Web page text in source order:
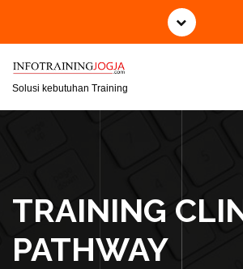
i
Solusi kebutuhan Training
TRAINING
PATHWAY